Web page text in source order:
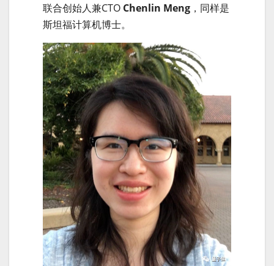
联合创始人兼CTO Chenlin Meng ，同样是
斯坦福计算机博士。